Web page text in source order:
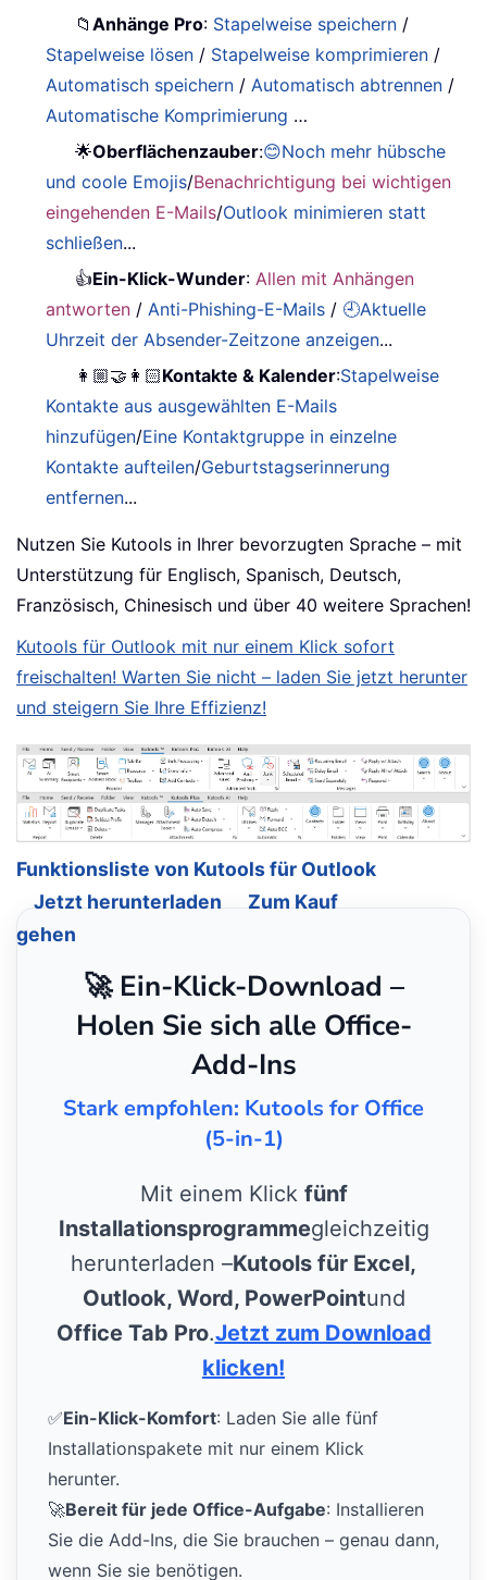
📁Anhänge Pro: Stapelweise speichern /
Stapelweise lösen / Stapelweise komprimieren /
Automatisch speichern / Automatisch abtrennen /
Automatische Komprimierung …
🌟Oberflächenzauber:😊Noch mehr hübsche
und coole Emojis/Benachrichtigung bei wichtigen
eingehenden E-Mails/Outlook minimieren statt
schließen...
👍Ein-Klick-Wunder: Allen mit Anhängen
antworten / Anti-Phishing-E-Mails / 🕘Aktuelle
Uhrzeit der Absender-Zeitzone anzeigen...
👩🏼‍🤝‍👩🏻Kontakte & Kalender:Stapelweise
Kontakte aus ausgewählten E-Mails
hinzufügen/Eine Kontaktgruppe in einzelne
Kontakte aufteilen/Geburtstagserinnerung
entfernen...
Nutzen Sie Kutools in Ihrer bevorzugten Sprache – mit
Unterstützung für Englisch, Spanisch, Deutsch,
Französisch, Chinesisch und über 40 weitere Sprachen!
Kutools für Outlook mit nur einem Klick sofort
freischalten! Warten Sie nicht – laden Sie jetzt herunter
und steigern Sie Ihre Effizienz!
Funktionsliste von Kutools für Outlook
Jetzt herunterladen
Zum Kauf
gehen
🚀 Ein-Klick-Download –
Holen Sie sich alle Office-
Add-Ins
Stark empfohlen: Kutools for Office
(5-in-1)
Mit einem Klick fünf
Installationsprogrammegleichzeitig
herunterladen –Kutools für Excel,
Outlook, Word, PowerPointund
Office Tab Pro.Jetzt zum Download
klicken!
✅Ein-Klick-Komfort: Laden Sie alle fünf
Installationspakete mit nur einem Klick
herunter.
🚀Bereit für jede Office-Aufgabe: Installieren
Sie die Add-Ins, die Sie brauchen – genau dann,
wenn Sie sie benötigen.